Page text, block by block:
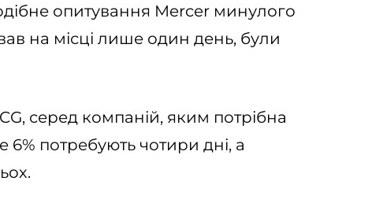
опитування Mercer минулого
на місці лише один день, були
серед компаній, яким потрібна
6% потребують чотири дні, а